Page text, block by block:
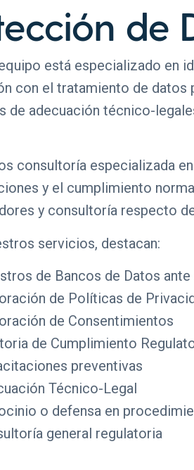
de
está especializado en
con el tratamiento de
de adecuación técnico-
consultoría especializada
y el cumplimiento
y consultoría respecto
servicios, destacan:
de Bancos de Datos
de Políticas de
de Consentimientos
de Cumplimiento
preventivas
Técnico-Legal
o defensa en
general regulatoria